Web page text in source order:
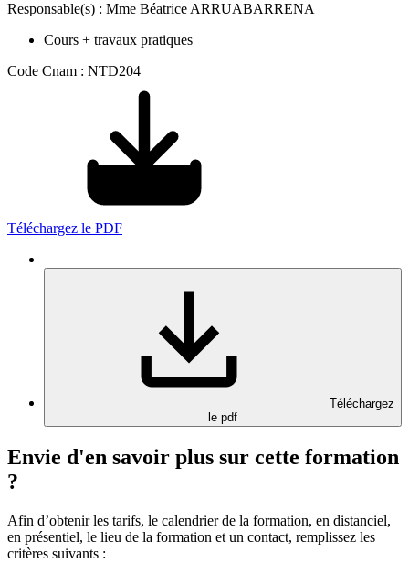
Responsable(s) : Mme Béatrice ARRUABARRENA
Cours + travaux pratiques
Code Cnam : NTD204
Téléchargez le PDF
Téléchargez
le pdf
Envie d'en savoir plus sur cette formation
?
Afin d’obtenir les tarifs, le calendrier de la formation, en distanciel,
en présentiel, le lieu de la formation et un contact, remplissez les
critères suivants :